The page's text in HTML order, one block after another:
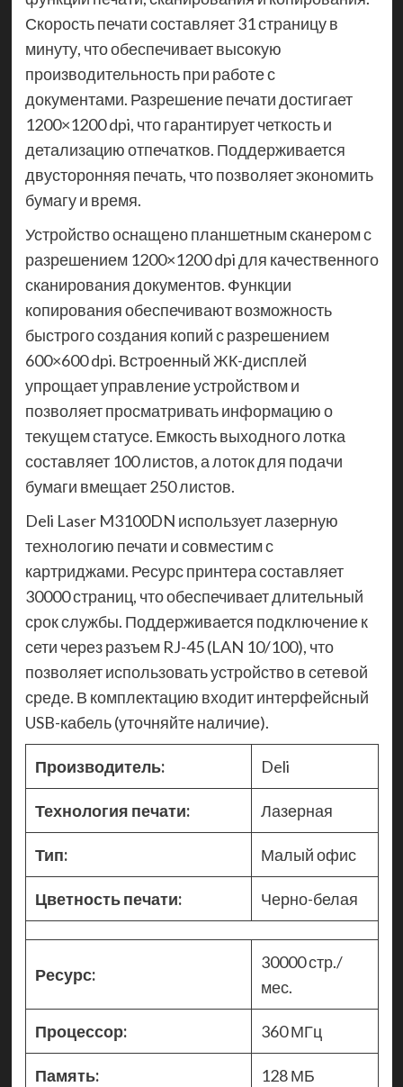
Скорость печати составляет 31 страницу в
минуту, что обеспечивает высокую
производительность при работе с
документами. Разрешение печати достигает
1200×1200 dpi, что гарантирует четкость и
детализацию отпечатков. Поддерживается
двусторонняя печать, что позволяет экономить
бумагу и время.
Устройство оснащено планшетным сканером с
разрешением 1200×1200 dpi для качественного
сканирования документов. Функции
копирования обеспечивают возможность
быстрого создания копий с разрешением
600×600 dpi. Встроенный ЖК-дисплей
упрощает управление устройством и
позволяет просматривать информацию о
текущем статусе. Емкость выходного лотка
составляет 100 листов, а лоток для подачи
бумаги вмещает 250 листов.
Deli Laser M3100DN использует лазерную
технологию печати и совместим с
картриджами. Ресурс принтера составляет
30000 страниц, что обеспечивает длительный
срок службы. Поддерживается подключение к
сети через разъем RJ-45 (LAN 10/100), что
позволяет использовать устройство в сетевой
среде. В комплектацию входит интерфейсный
USB-кабель (уточняйте наличие).
Производитель: Deli
Технология печати: Лазерная
Тип: Малый офис
Цветность печати: Черно-белая
Ресурс:
30000 стр./
мес.
Процессор: 360 МГц
Память: 128 МБ